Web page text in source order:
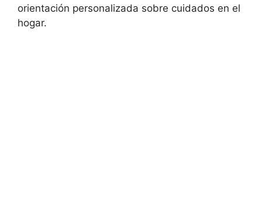
orientación personalizada sobre cuidados en el
hogar.